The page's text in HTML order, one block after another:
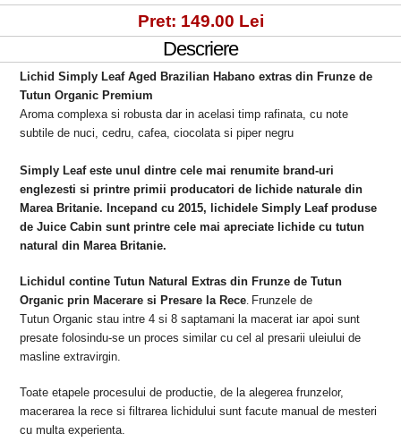
Pret: 149.00 Lei
Descriere
Lichid Simply Leaf Aged Brazilian Habano extras din Frunze de
Tutun Organic Premium
Aroma complexa si robusta dar in acelasi timp rafinata, cu note
subtile de nuci, cedru, cafea, ciocolata si piper negru
Simply Leaf este unul dintre cele mai renumite brand-uri
englezesti si printre primii producatori de lichide naturale din
Marea Britanie. Incepand cu 2015, lichidele Simply Leaf produse
de Juice Cabin sunt printre cele mai apreciate lichide cu tutun
natural din Marea Britanie.
Lichidul contine Tutun Natural Extras din Frunze de Tutun
Organic prin Macerare si Presare la Rece Frunzele de
TutunOrganic stau intre 4 si 8 saptamani la macerat iar apoi sunt
presate folosindu-se un proces similar cu cel al presarii uleiului de
masline extravirgin.
Toate etapele procesului de productie, de la alegerea frunzelor,
macerarea la rece si filtrarea lichidului sunt facute manual de mesteri
cu multa experienta.